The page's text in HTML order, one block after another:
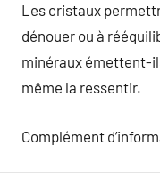
Les cristaux
dénouer ou à
minéraux émettent-
même la ressentir.
Complément